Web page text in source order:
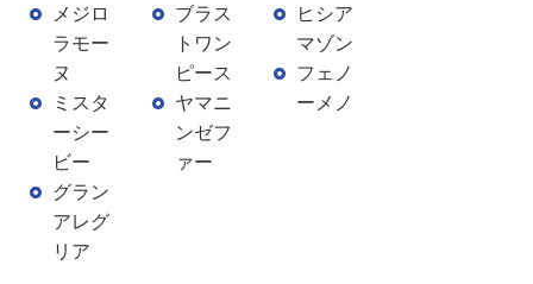
メジロ
ラモー
ヌ
ミスタ
ーシー
ビー
グラン
アレグ
リア
ブラス
トワン
ピース
ヤマニ
ンゼフ
ァー
ヒシア
マゾン
フェノ
ーメノ